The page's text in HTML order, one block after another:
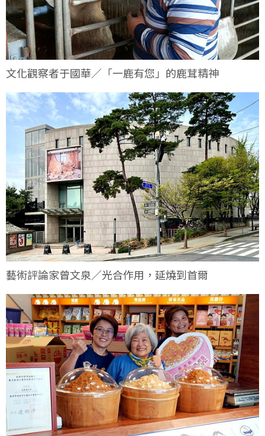
文化觀察者于國華／「一鹿有您」的鹿茸精神
藝術評論家曾文泉／光合作用，延燒到首爾